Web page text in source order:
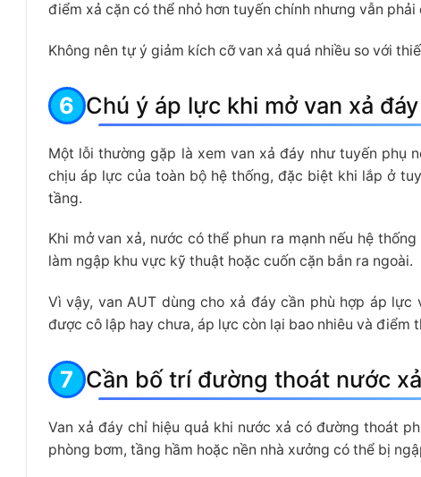
điểm xả cặn có thể nhỏ hơn tuyến chính nhưng vẫn
Không nên tự ý giảm kích cỡ van xả quá nhiều so với
Chú ý áp lực khi mở van xả đáy
Một lỗi thường gặp là xem van xả đáy như tuyến phụ
chịu áp lực của toàn bộ hệ thống, đặc biệt khi lắp ở
tầng.
Khi mở van xả, nước có thể phun ra mạnh nếu hệ
làm ngập khu vực kỹ thuật hoặc cuốn cặn bắn ra ngoài.
Vì vậy, van AUT dùng cho xả đáy cần phù hợp áp
được cô lập hay chưa, áp lực còn lại bao nhiêu và điểm
Cần bố trí đường thoát nước
Van xả đáy chỉ hiệu quả khi nước xả có đường thoát
phòng bơm, tầng hầm hoặc nền nhà xưởng có thể bị